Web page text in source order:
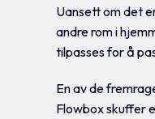
Uansett om det
andre rom i
tilpasses for å
En av de
Flowbox skuffer